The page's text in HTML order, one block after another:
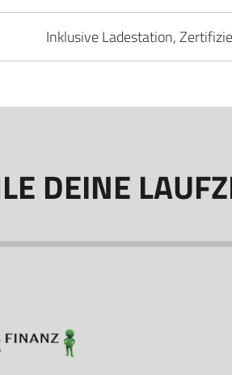
Inklusive Ladestation,
DEINE